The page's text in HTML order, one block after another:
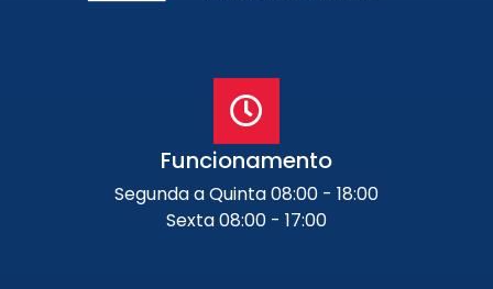
Funcionamento
Segunda a Quinta 08:00 - 18:00
Sexta 08:00 - 17:00